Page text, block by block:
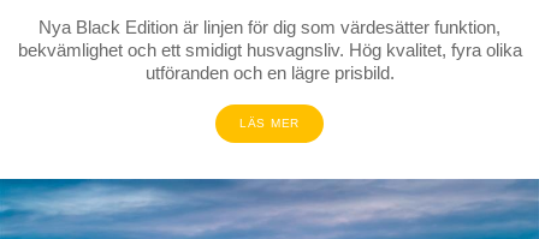
Nya Black Edition är linjen för dig som värdesätter funktion,
bekvämlighet och ett smidigt husvagnsliv. Hög kvalitet, fyra olika
utföranden och en lägre prisbild.
LÄS MER